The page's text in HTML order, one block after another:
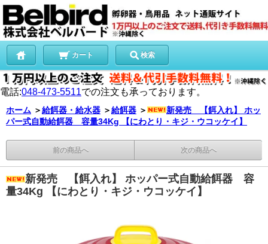
カート 検索
電話:048-473-5511での注文も承っております。
ホーム ＞給餌器・給水器 ＞給餌器 ＞
新発売 【餌入れ】 ホッ
パー式自動給餌器 容量34Kg 【にわとり・キジ・ウコッケイ】
前の商品へ 次の商品へ
新発売 【餌入れ】 ホッパー式自動給餌器 容
量34Kg 【にわとり・キジ・ウコッケイ】